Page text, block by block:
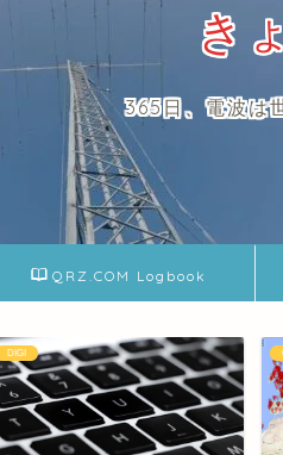
き
365日、電波は
QRZ.COM Logbook
6m